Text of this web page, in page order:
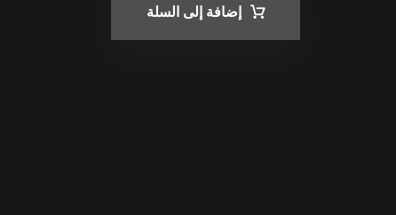
إضافة إلى السلة